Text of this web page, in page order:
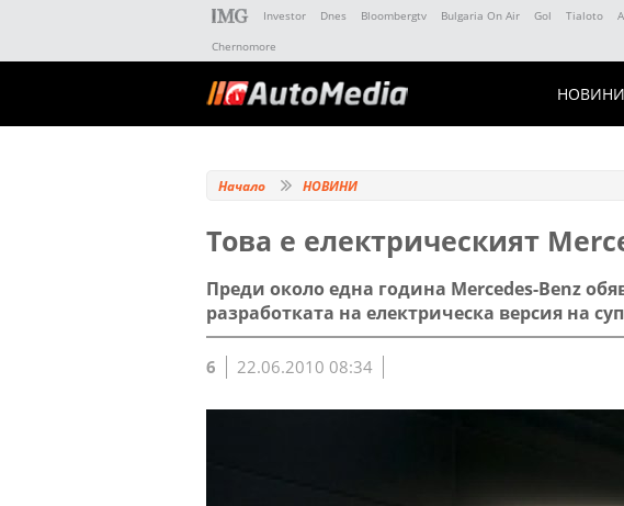
Investor Dnes Bloombergtv Bulgaria On Air Gol Tialoto
Chernomore
НОВИНИ
Начало НОВИНИ
Това е електрическият
Преди около една година Mercedes-Benz
разработката на електрическа версия на
6 22.06.2010 08:34